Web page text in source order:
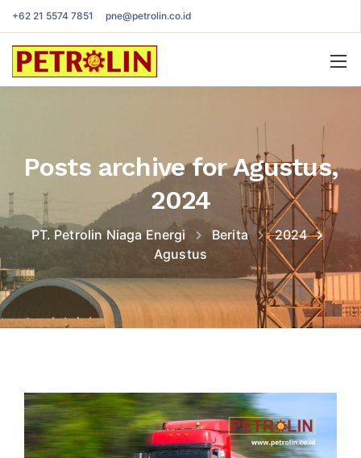
+62 21 5574 7851 pne@petrolin.co.id
Posts archive for Agustus,
2024
PT. Petrolin Niaga Energi Berita
2024
Agustus